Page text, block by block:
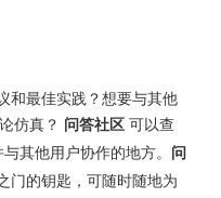
和最佳实践？想要与其他
仿真？ 问答社区 可以查
其他用户协作的地方。
问
门的钥匙，可随时随地为